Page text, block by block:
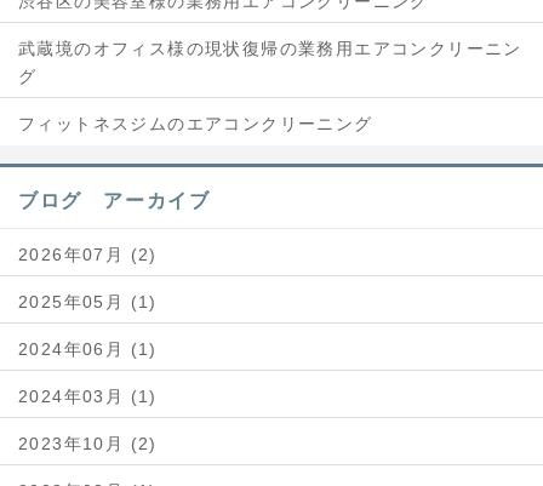
武蔵境のオフィス様の現状復帰の業務用エアコンクリーニン
グ
フィットネスジムのエアコンクリーニング
ブログ アーカイブ
2026年07月 (2)
2025年05月 (1)
2024年06月 (1)
2024年03月 (1)
2023年10月 (2)